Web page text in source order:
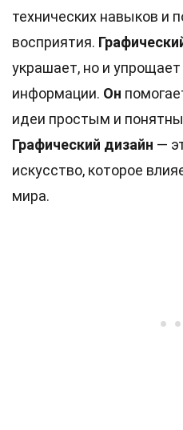
технических навыков и
восприятия.
украшает, но и
информации. Он
идеи простым и
Графический дизайн —
искусство, которое
мира.